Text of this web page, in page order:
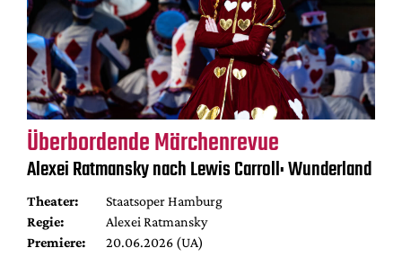
Überbordende Märchenrevue
Alexei Ratmansky nach Lewis Carroll: Wunderland
Theater:
Staatsoper Hamburg
Regie:
Alexei Ratmansky
Premiere:
20.06.2026 (UA)